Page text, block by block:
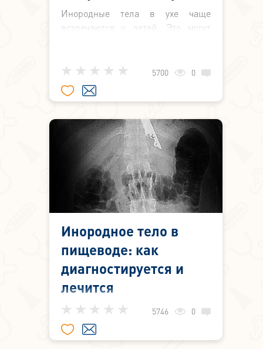
Инородные тела в ухе чаще
встречаются у детей. Это могут
предметы.
5700 0
Инородное тело в
пищеводе: как
диагностируется и
лечится
В пищевод инородные тела
попадают естественным путем,
вместе с пищей. Этому
5746 0